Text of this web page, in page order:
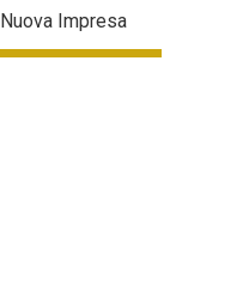
Nuova Impresa